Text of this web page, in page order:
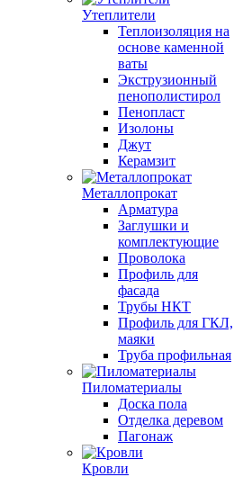
Утеплители
Теплоизоляция на
основе каменной
ваты
Экструзионный
пенополистирол
Пенопласт
Изолоны
Джут
Керамзит
Металлопрокат
Арматура
Заглушки и
комплектующие
Проволока
Профиль для
фасада
Трубы НКТ
Профиль для ГКЛ,
маяки
Труба профильная
Пиломатериалы
Доска пола
Отделка деревом
Пагонаж
Кровли